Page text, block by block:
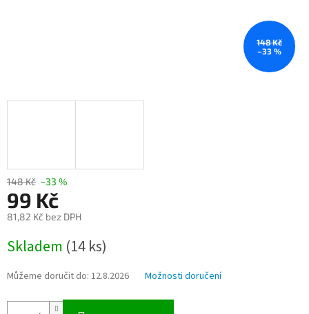
148 Kč
–33 %
148 Kč –33 %
99 Kč
81,82 Kč bez DPH
cena:
Skladem (14 ks)
Můžeme doručit do: 12.8.2026 Možnosti doručení